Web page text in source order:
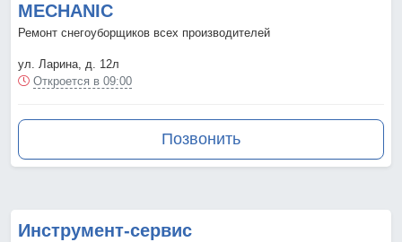
MECHANIC
Ремонт снегоуборщиков всех производителей
ул. Ларина, д. 12л
Откроется в 09:00
Позвонить
Инструмент-сервис